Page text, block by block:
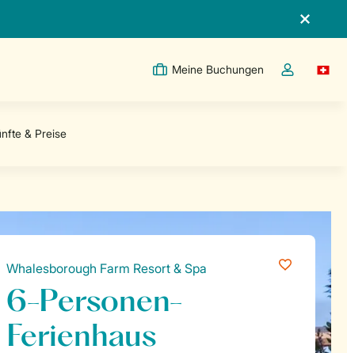
Meine Buchungen
Dropdown-
Whalesborough Farm Resort & Spa
6-Personen-
Ferienhaus